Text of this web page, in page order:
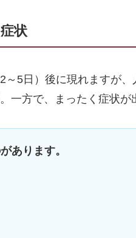
状
5日）後に現れますが
一方で、まったく症状が
あります。